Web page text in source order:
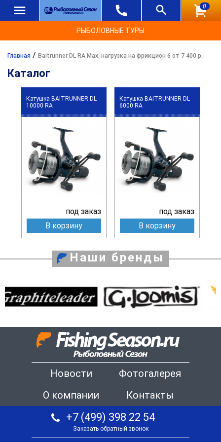
0
РЫБОЛОВНЫЕ ТУРЫ
Главная / Baitrunner DL RA Max. нагрузка на фрикцион 6 от 7 400 р.
Каталог
Катушка BAITRUNNER DL
10000 RA
под заказ
В корзину
Катушка BAITRUNNER DL
6000 RA
под заказ
В корзину
Наши бренды
Новости
Фотогалерея
О компании
Контакты
+7 (499) 398 22 54
Заказать обратный звонок